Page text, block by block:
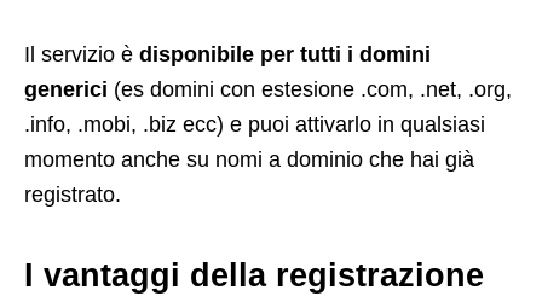
Il servizio è disponibile per tutti i domini
generici (es domini con estesione .com, .net, .org,
.info, .mobi, .biz ecc) e puoi attivarlo in qualsiasi
momento anche su nomi a dominio che hai già
registrato.
I vantaggi della registrazione